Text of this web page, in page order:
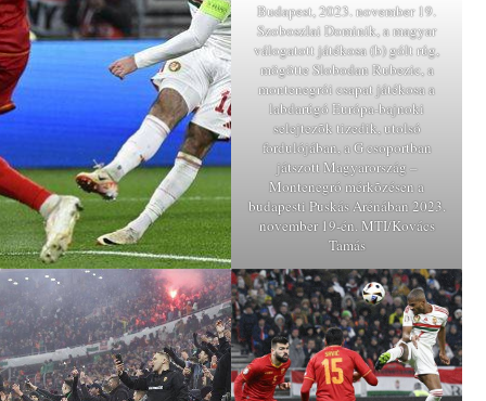
Budapest, 2023. november 19.
Szoboszlai Dominik, a magyar
válogatott játékosa (b) gólt rúg,
mögötte Slobodan Rubezic, a
montenegrói csapat játékosa a
labdarúgó Európa-bajnoki
selejtezõk tizedik, utolsó
fordulójában, a G csoportban
játszott Magyarország –
Montenegró mérkõzésen a
budapesti Puskás Arénában 2023.
november 19-én. MTI/Kovács
Tamás